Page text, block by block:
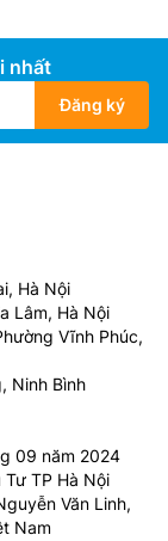
nhất
Đăng ký
Hà Nội
Lâm, Hà Nội
Vĩnh Phúc,
Ninh Bình
09 năm 2024
Tư TP Hà Nội
Văn Linh,
Nam